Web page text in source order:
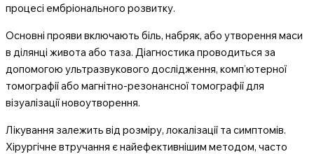
процесі ембріонального розвитку.
Основні прояви включають біль, набряк, або утворення маси
в ділянці живота або таза. Діагностика проводиться за
допомогою ультразвукового дослідження, комп’ютерної
томографії або магнітно-резонансної томографії для
візуалізації новоутворення.
Лікування залежить від розміру, локалізації та симптомів.
Хірургічне втручання є найефективнішим методом, часто